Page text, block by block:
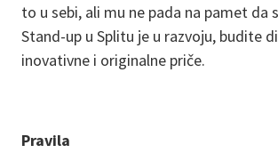
to u sebi, ali mu ne pada na pamet da
Stand-up u Splitu je u razvoju, budite
inovativne i originalne priče.
Pravila